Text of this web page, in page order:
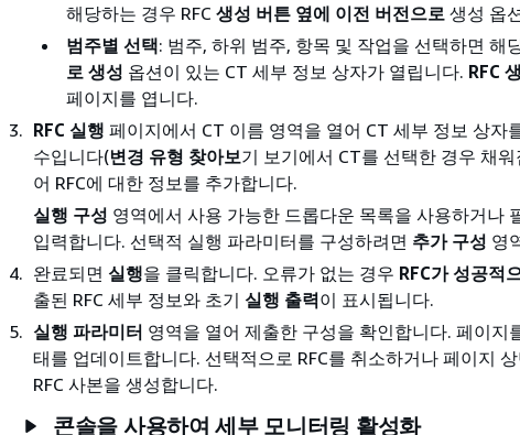
해당하는 경우 RFC 생성 버튼 옆에 이전 버전으로 생성 옵
범주별 선택: 범주, 하위 범주, 항목 및 작업을 선택하면 해
로 생성 옵션이 있는 CT 세부 정보 상자가 열립니다. RFC
페이지를 엽니다.
RFC 실행 페이지에서 CT 이름 영역을 열어 CT 세부 정보 상자
수입니다(변경 유형 찾아보기 보기에서 CT를 선택한 경우 채워
어 RFC에 대한 정보를 추가합니다.
실행 구성 영역에서 사용 가능한 드롭다운 목록을 사용하거나
입력합니다. 선택적 실행 파라미터를 구성하려면 추가 구성 영
완료되면 실행을 클릭합니다. 오류가 없는 경우 RFC가 성공적
출된 RFC 세부 정보와 초기 실행 출력이 표시됩니다.
실행 파라미터 영역을 열어 제출한 구성을 확인합니다. 페이지
태를 업데이트합니다. 선택적으로 RFC를 취소하거나 페이지
RFC 사본을 생성합니다.
콘솔을 사용하여 세부 모니터링 활성화